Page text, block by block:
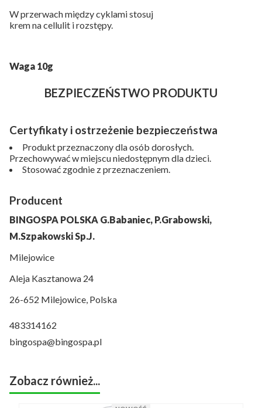
W przerwach między cyklami stosuj
krem na cellulit i rozstępy.
Waga 10g
BEZPIECZEŃSTWO PRODUKTU
Certyfikaty i ostrzeżenie bezpieczeństwa
Produkt przeznaczony dla osób dorosłych.
Przechowywać w miejscu niedostępnym dla dzieci.
Stosować zgodnie z przeznaczeniem.
Producent
BINGOSPA POLSKA G.Babaniec, P.Grabowski,
M.Szpakowski Sp.J.
Milejowice
Aleja Kasztanowa 24
26-652 Milejowice, Polska
483314162
bingospa@bingospa.pl
Zobacz również...